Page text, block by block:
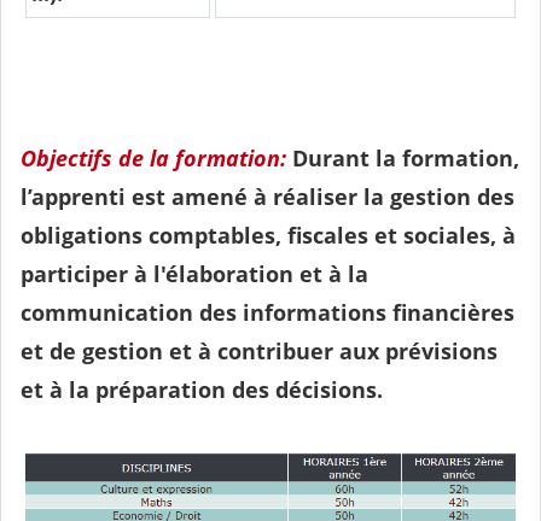
Objectifs de la formation: Durant la formation,
l’apprenti est amené à réaliser la gestion des
obligations comptables, fiscales et sociales, à
participer à l'élaboration et à la
communication des informations financières
et de gestion et à contribuer aux prévisions
et à la préparation des décisions.